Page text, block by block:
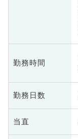
勤務時間
勤務日数
当直